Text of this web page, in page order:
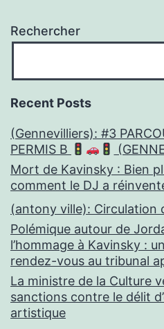
Rechercher
Recent Posts
(Gennevilliers): #3
PERMIS B
Mort de Kavinsky : Bien
comment le DJ a
(antony ville): Circulation
Polémique autour de
l’hommage à Kavinsky :
rendez-vous au tribunal
La ministre de la Culture
sanctions contre le délit
artistique